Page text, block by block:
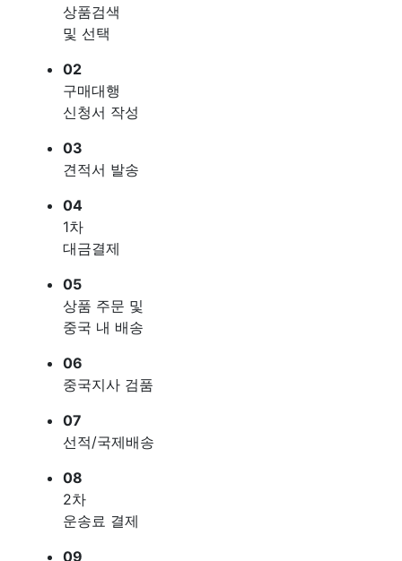
상품검색
및 선택
02
구매대행
신청서 작성
03
견적서 발송
04
1차
대금결제
05
상품 주문 및
중국 내 배송
06
중국지사 검품
07
선적/국제배송
08
2차
운송료 결제
09